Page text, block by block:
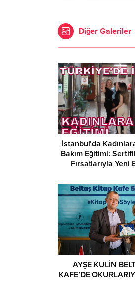
Diğer Galeriler
İstanbul’da
Bakım Eğitimi:
Fırsatlarıyla Yeni
AYŞE KULİN
KAFE’DE